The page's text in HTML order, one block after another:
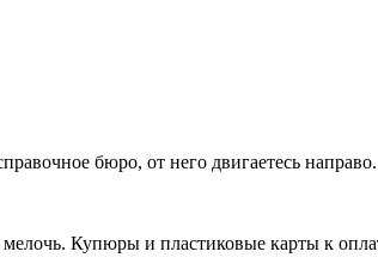
бюро, от него двигаетесь направо.
Купюры и пластиковые карты к